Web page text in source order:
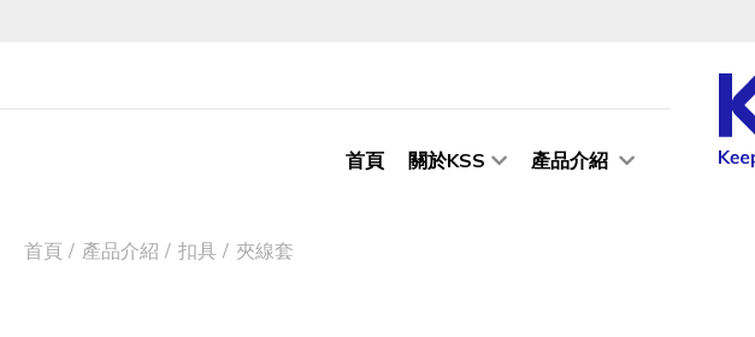
首頁 關於KSS 產品介紹
首頁 產品介紹 扣具 夾線套